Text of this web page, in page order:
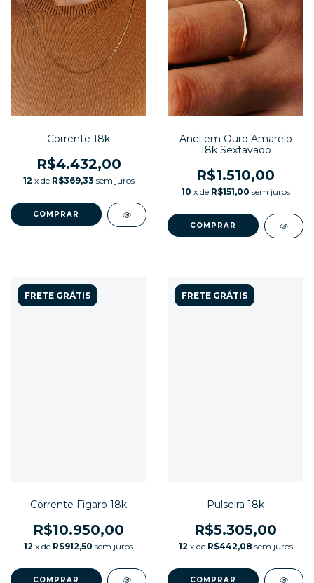
Corrente 18k
R$4.432,00
12 x de R$369,33 sem juros
Anel em Ouro Amarelo
18k Sextavado
R$1.510,00
10 x de R$151,00 sem juros
COMPRAR
FRETE GRÁTIS
Corrente Figaro 18k
R$10.950,00
12 x de R$912,50 sem juros
FRETE GRÁTIS
Pulseira 18k
R$5.305,00
12 x de R$442,08 sem juros